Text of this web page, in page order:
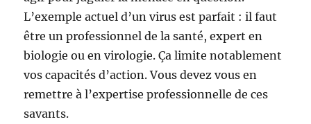
L’exemple actuel d’un virus est parfait : il faut
être un professionnel de la santé, expert en
biologie ou en virologie. Ça limite notablement
vos capacités d’action. Vous devez vous en
remettre à l’expertise professionnelle de ces
savants.